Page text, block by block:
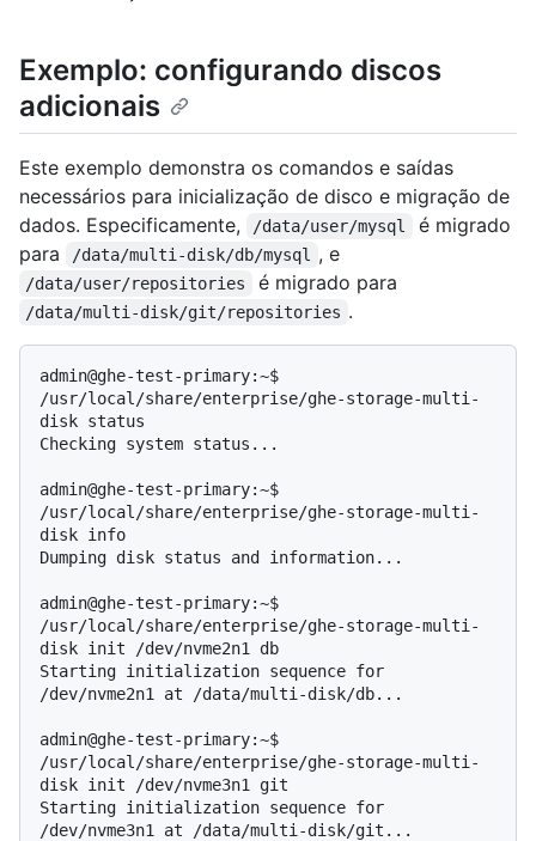
Exemplo: configurando discos
adicionais
Este exemplo demonstra os comandos e saídas
necessários para inicialização de disco e migração de
dados. Especificamente,
/data/user/mysql
é migrado
para
/data/multi-disk/db/mysql , e
/data/user/repositories é migrado para
/data/multi-disk/git/repositories .
admin@ghe-test-primary:~$
/usr/local/share/enterprise/ghe-storage-multi-
disk status
Checking system status...
admin@ghe-test-primary:~$
/usr/local/share/enterprise/ghe-storage-multi-
disk info
Dumping disk status and information...
admin@ghe-test-primary:~$
/usr/local/share/enterprise/ghe-storage-multi-
disk init /dev/nvme2n1 db
Starting initialization sequence for
/dev/nvme2n1 at /data/multi-disk/db...
admin@ghe-test-primary:~$
/usr/local/share/enterprise/ghe-storage-multi-
disk init /dev/nvme3n1 git
Starting initialization sequence for
/dev/nvme3n1 at /data/multi-disk/git...